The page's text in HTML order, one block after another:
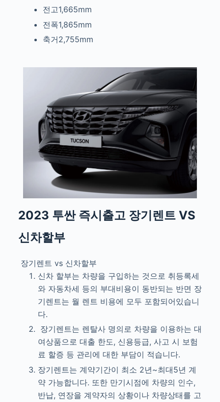
전고1,665mm
전폭1,865mm
축거2,755mm
2023 투싼 즉시출고 장기렌트 VS
신차할부
장기렌트 vs 신차할부
신차 할부는 차량을 구입하는 것으로 취등록세
와 자동차세 등의 부대비용이 동반되는 반면 장
기렌트는 월 렌트 비용에 모두 포함되어있습니
다.
장기렌트는 렌탈사 명의로 차량을 이용하는 대
여상품으로 대출 한도, 신용등급, 사고 시 보험
료 할증 등 관리에 대한 부담이 적습니다.
장기렌트는 계약기간이 최소 2년~최대5년 계
약 가능합니다. 또한 만기시점에 차량의 인수,
반납, 연장을 계약자의 상황이나 차량상태를 고